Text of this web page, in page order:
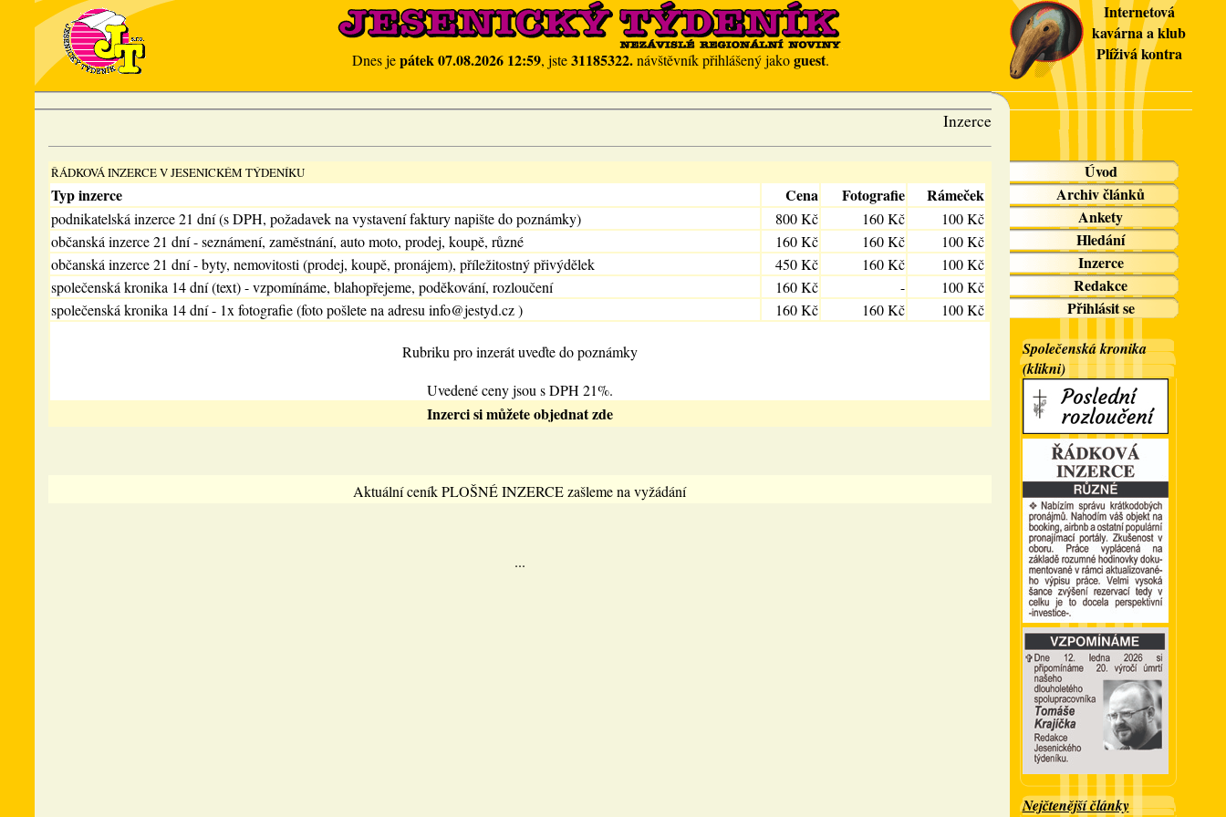
Dnes jepátek 07.08.2026 12:59, jste31185322.návštěvník přihlášený jakoguest.
Internetová
kavárna a klub
Plíživá kontra
Inzerce
ŘÁDKOVÁ INZERCE V JESENICKÉM TÝDENÍKU
Typ inzerce Cena Fotografie Rámeček
podnikatelská inzerce 21 dní (s DPH, požadavek na vystavení faktury napište do poznámky) 800 Kč 160 Kč
100 Kč
občanská inzerce 21 dní - seznámení, zaměstnání, auto moto, prodej, koupě, různé
160 Kč 160 Kč
100 Kč
občanská inzerce 21 dní - byty, nemovitosti (prodej, koupě, pronájem), příležitostný přivýdělek
450 Kč 160 Kč
100 Kč
společenská kronika 14 dní (text) - vzpomínáme, blahopřejeme, poděkování, rozloučení
160 Kč -
100 Kč
společenská kronika 14 dní - 1x fotografie (foto pošlete na adresu info@jestyd.cz )
160 Kč 160 Kč 100 Kč
Rubriku pro inzerát uveďte do poznámky
Uvedené ceny jsou s DPH 21%.
Inzerci si můžete objednat zde
Aktuální ceník PLOŠNÉ INZERCE zašleme na vyžádání
...
Úvod
Archiv článků
Ankety
Hledání
Inzerce
Redakce
Přihlásit se
Společenská kronika
(klikni)
Nejčtenější články